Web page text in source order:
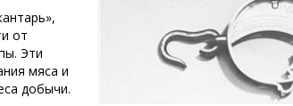
от
Эти
мяса и
добычи.